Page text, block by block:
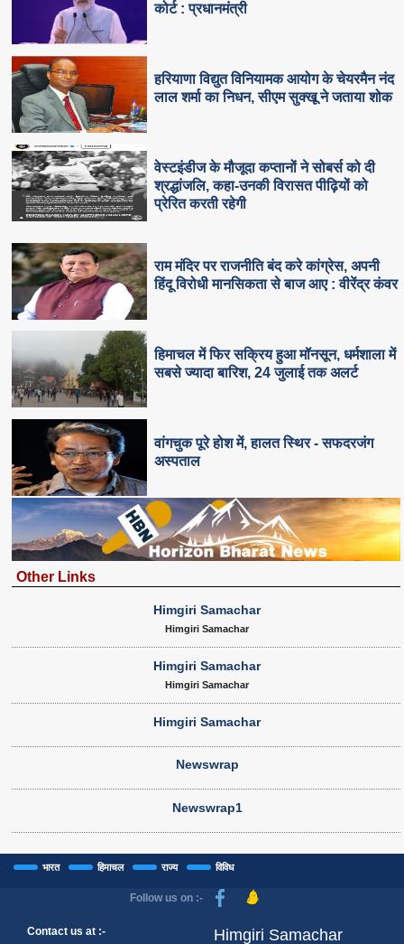
कोर्ट : प्रधानमंत्री
हरियाणा विद्युत विनियामक आयोग के चेयरमैन नंद
लाल शर्मा का निधन, सीएम सुक्‍खू ने जताया शोक
वेस्टइंडीज के मौजूदा कप्तानों ने सोबर्स को दी
श्रद्धांजलि, कहा-उनकी विरासत पीढ़ियों को
प्रेरित करती रहेगी
राम मंदिर पर राजनीति बंद करे कांग्रेस, अपनी
हिंदू विरोधी मानसिकता से बाज आए : वीरेंद्र कंवर
हिमाचल में फिर सक्रिय हुआ मॉनसून, धर्मशाला में
सबसे ज्यादा बारिश, 24 जुलाई तक अलर्ट
वांगचुक पूरे होश में, हालत स्थिर - सफदरजंग
अस्पताल
Other Links
Himgiri Samachar
Himgiri Samachar
Himgiri Samachar
Himgiri Samachar
Himgiri Samachar
Newswrap
Newswrap1
भारत हिमाचल राज्य विविध
Follow us on :-
Contact us at :- Himgiri Samachar